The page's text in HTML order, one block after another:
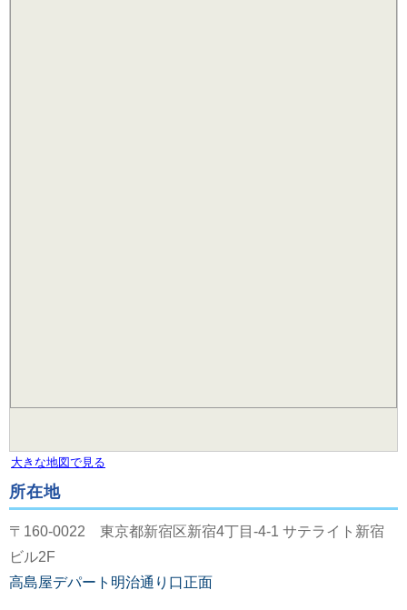
大きな地図で見る
所在地
〒160-0022 東京都新宿区新宿4丁目-4-1 サテライト新宿
ビル2F
高島屋デパート明治通り口正面